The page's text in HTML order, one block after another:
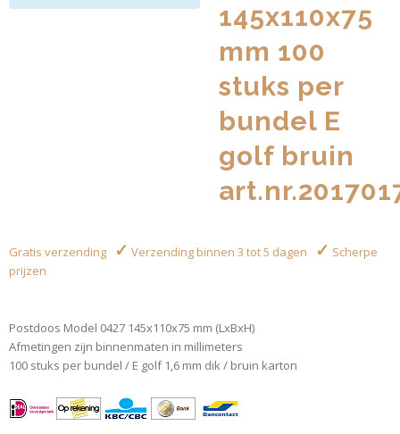
145x110x75
mm 100
stuks per
bundel E
golf bruin
Gratis verzending ✓ Verzending binnen 3 tot 5 dagen ✓ Scherpe
prijzen
Postdoos Model 0427 145x110x75 mm (LxBxH)
Afmetingen zijn binnenmaten in millimeters
100 stuks per bundel / E golf 1,6 mm dik / bruin karton